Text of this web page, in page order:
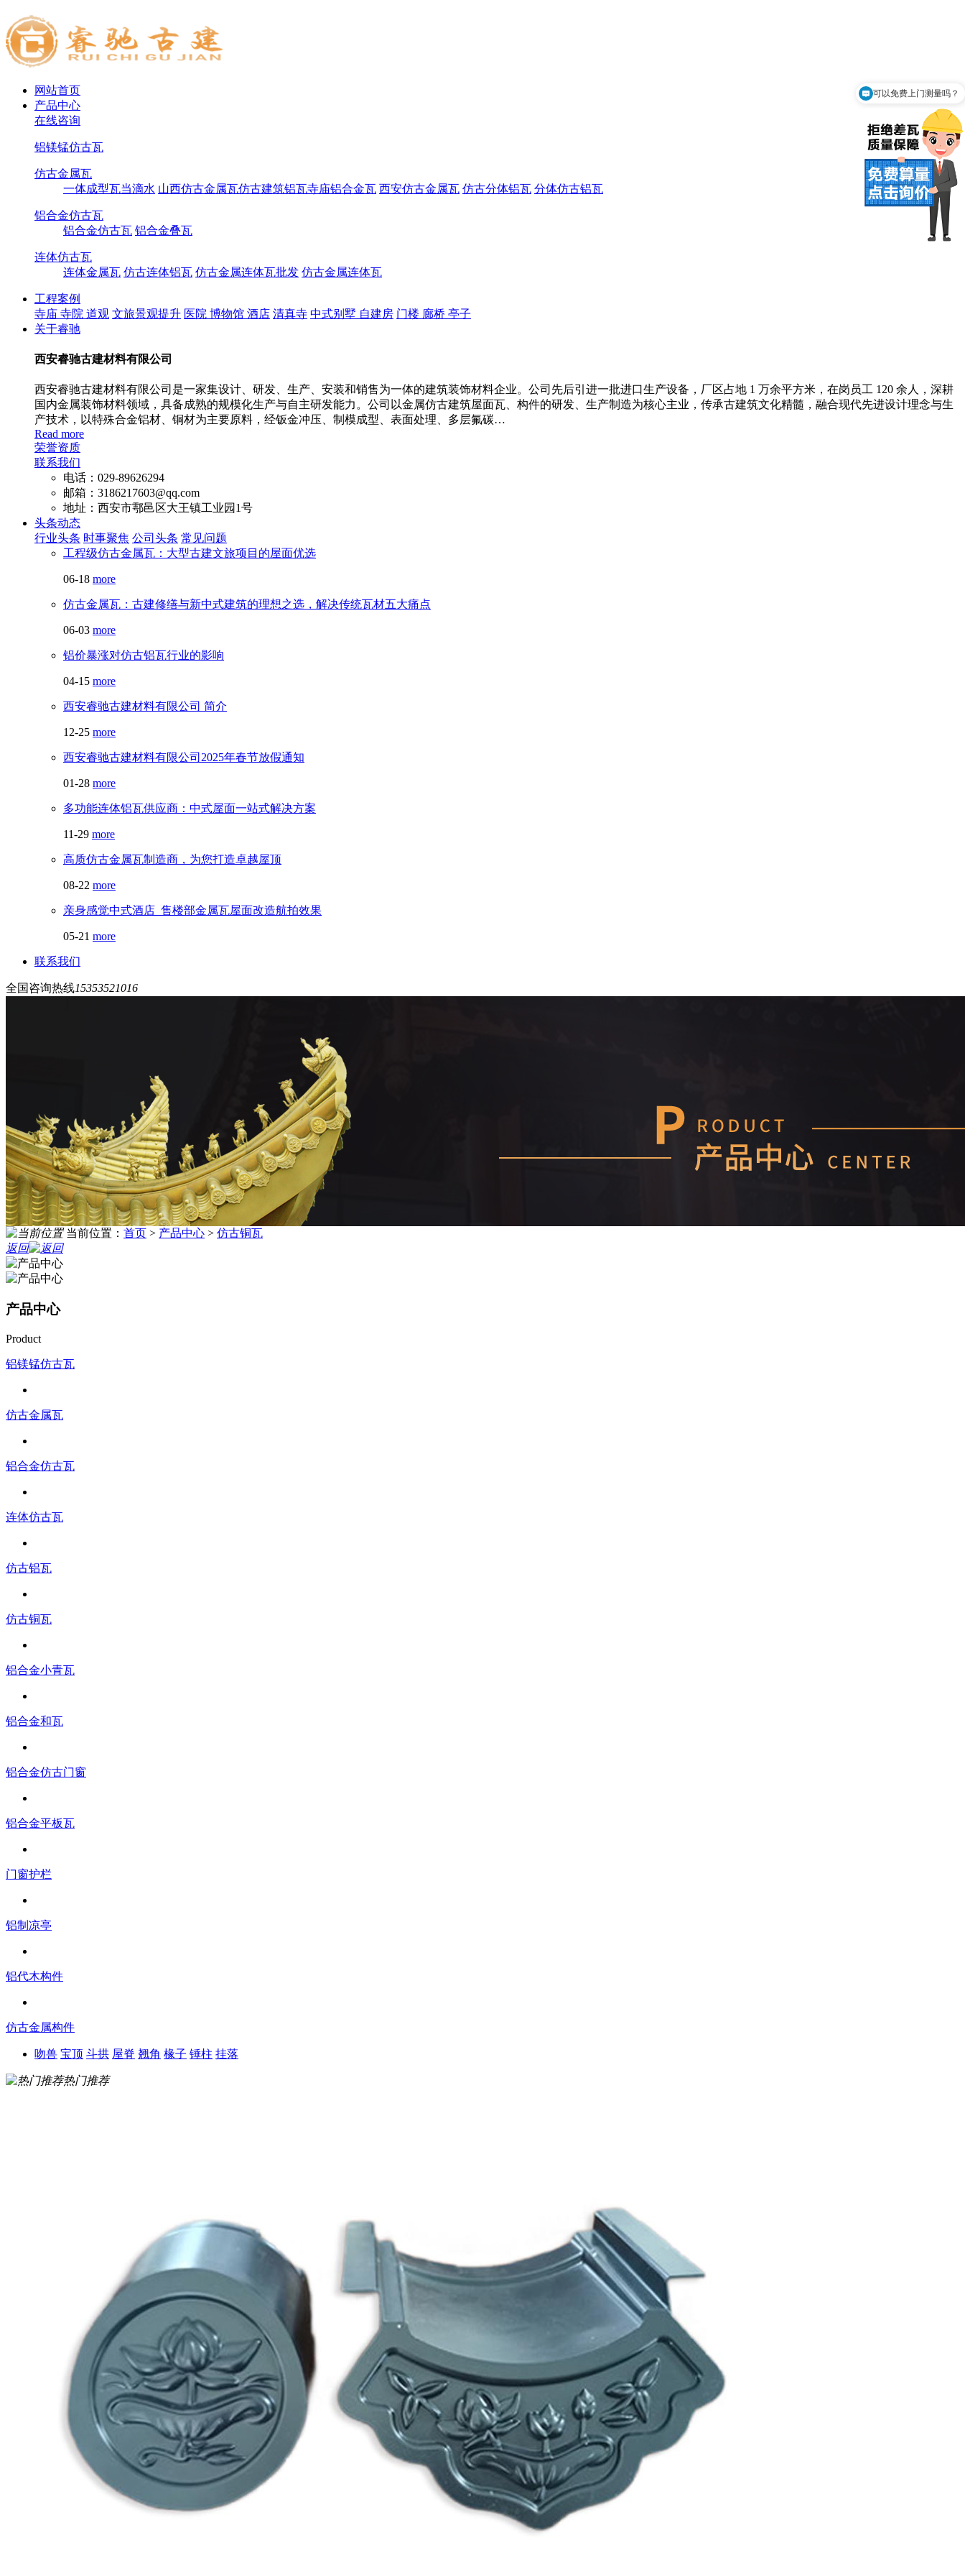
网站首页
产品中心
在线咨询
铝镁锰仿古瓦
仿古金属瓦
一体成型瓦当滴水 山西仿古金属瓦仿古建筑铝瓦寺庙铝合金瓦 西安仿古金属瓦 仿古分体铝瓦 分体仿古铝瓦
铝合金仿古瓦
铝合金仿古瓦 铝合金叠瓦
连体仿古瓦
连体金属瓦 仿古连体铝瓦 仿古金属连体瓦批发 仿古金属连体瓦
工程案例
寺庙 寺院 道观 文旅景观提升 医院 博物馆 酒店 清真寺 中式别墅 自建房 门楼 廊桥 亭子
关于睿驰
西安睿驰古建材料有限公司
西安睿驰古建材料有限公司是一家集设计、研发、生产、安装和销售为一体的建筑装饰材料企业。公司先后引进一批进口生产设备，厂区占地 1 万余平方米，在岗员工 120 余人，深耕
国内金属装饰材料领域，具备成熟的规模化生产与自主研发能力。公司以金属仿古建筑屋面瓦、构件的研发、生产制造为核心主业，传承古建筑文化精髓，融合现代先进设计理念与生
产技术，以特殊合金铝材、铜材为主要原料，经钣金冲压、制模成型、表面处理、多层氟碳…
Read more
荣誉资质
联系我们
电话：029-89626294
邮箱：3186217603@qq.com
地址：西安市鄠邑区大王镇工业园1号
头条动态
行业头条 时事聚焦 公司头条 常见问题
工程级仿古金属瓦：大型古建文旅项目的屋面优选
06-18 more
仿古金属瓦：古建修缮与新中式建筑的理想之选，解决传统瓦材五大痛点
06-03 more
铝价暴涨对仿古铝瓦行业的影响
04-15 more
西安睿驰古建材料有限公司 简介
12-25 more
西安睿驰古建材料有限公司2025年春节放假通知
01-28 more
多功能连体铝瓦供应商：中式屋面一站式解决方案
11-29 more
高质仿古金属瓦制造商，为您打造卓越屋顶
08-22 more
亲身感觉中式酒店_售楼部金属瓦屋面改造航拍效果
05-21 more
联系我们
全国咨询热线15353521016
当前位置： 首页 > 产品中心 > 仿古铜瓦
返回
产品中心
Product
铝镁锰仿古瓦
仿古金属瓦
铝合金仿古瓦
连体仿古瓦
仿古铝瓦
仿古铜瓦
铝合金小青瓦
铝合金和瓦
铝合金仿古门窗
铝合金平板瓦
门窗护栏
铝制凉亭
铝代木构件
仿古金属构件
吻兽 宝顶 斗拱 屋脊 翘角 椽子 锤柱 挂落
热门推荐
你们是怎么收费的呢？